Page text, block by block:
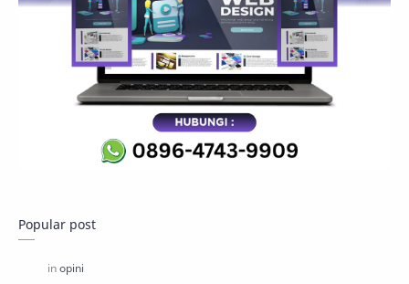
Popular post